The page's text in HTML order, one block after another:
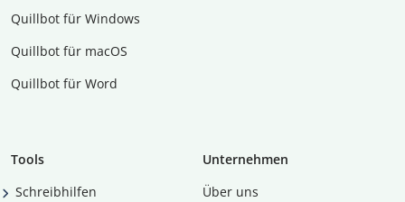
Quillbot für Windows
Quillbot für macOS
Quillbot für Word
Tools
Schreibhilfen
Unternehmen
Über uns